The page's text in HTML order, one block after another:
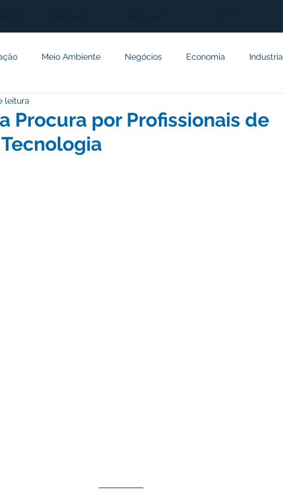
Meio Ambiente Negócios Economia Industria
Artificial
Ciência Agricultura
Procura por Profissionais de
leitura